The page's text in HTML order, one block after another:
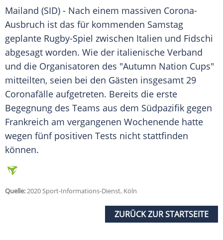
Mailand (SID) - Nach einem massiven Corona-
Ausbruch ist das für kommenden Samstag
geplante Rugby-Spiel zwischen Italien und Fidschi
abgesagt worden. Wie der italienische Verband
und die Organisatoren des "Autumn Nation Cups"
mitteilten, seien bei den Gästen insgesamt 29
Coronafälle aufgetreten. Bereits die erste
Begegnung des Teams aus dem Südpazifik gegen
Frankreich am vergangenen Wochenende hatte
wegen fünf positiven Tests nicht stattfinden
können.
Quelle:2020 Sport-Informations-Dienst, Köln
ZURÜCK ZUR STARTSEITE